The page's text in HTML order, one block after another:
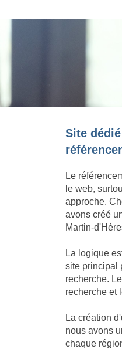
Site
Le
le web,
approche.
avons créé
Martin-
La logique
site principal
recherche.
recherche et
La création
nous avons
chaque